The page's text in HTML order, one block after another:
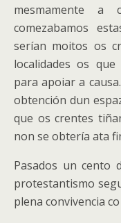
mesmamente a
comezabamos
serían moitos os
localidades os
para apoiar a
obtención dun
que os crentes
non se obtería ata
Pasados un cento
protestantismo
plena convivencia